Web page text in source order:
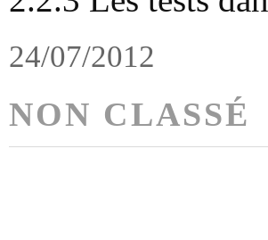
24/07/2012
NON CLASSÉ